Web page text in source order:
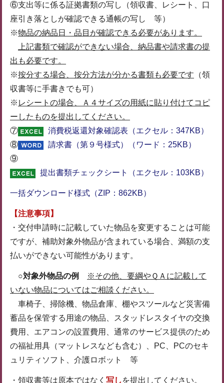
⑥支出等に係る証拠書類の写し（領収書、レシート、口
座引き落としが確認できる通帳の写し 等）
※物品の納品日・品目が確認できる必要があります。
上記書類で確認ができない場合、納品書や請求書の提
出も必要です。
※按分する場合、按分方法が分かる書類も必要です （領
収書等に手書きでも可）
※ レシートの場合、Ａ４サイズの用紙に貼り付けてコピ
ーしたものを提出してください。
⑦
消費税返還対象確認表（エクセル：347KB）
⑧
請求書（第９号様式）（ワード：25KB）
⑨
提出書類チェックシート（エクセル：103KB）
一括ダウンロード様式（ZIP：862KB）
【注意事項】
・交付申請時に記載していた物品を変更することは可能
ですが、補助対象外物品が含まれている場合、満額の支
払いができない可能性があります。
○対象外物品の例
※その他、要綱やＱＡに記載して
いない物品についてはご相談ください。
車椅子、掃除機、物品倉庫、棚やスツールなど災害備
蓄品を保管する用途の物品、スタッドレスタイヤの交換
費用、エアコンの設置費用、通常のサービス提供のため
の福祉用具（マットレスなども含む）、PC、PCのセキ
ュリティソフト、介護ロボット 等
・領収書等は原本ではなく 写し を提出してください。